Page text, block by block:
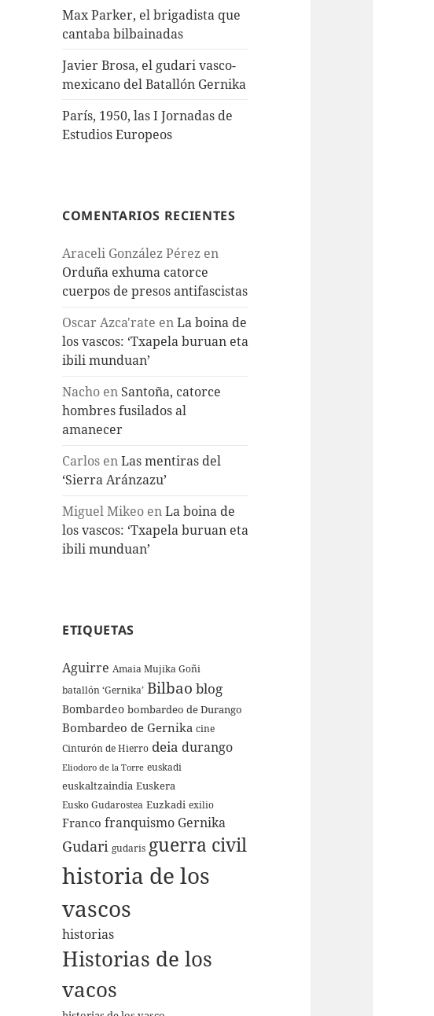
Max Parker, el brigadista que
cantaba bilbainadas
Javier Brosa, el gudari vasco-
mexicano del Batallón Gernika
París, 1950, las I Jornadas de
Estudios Europeos
COMENTARIOS RECIENTES
Araceli González Pérez en
Orduña exhuma catorce
cuerpos de presos antifascistas
Oscar Azca'rate enLa boina de
los vascos: ‘Txapela buruan eta
ibili munduan’
Nacho en Santoña, catorce
hombres fusilados al
amanecer
Carlos enLas mentiras del
‘Sierra Aránzazu’
Miguel Mikeo enLa boina de
los vascos: ‘Txapela buruan eta
ibili munduan’
ETIQUETAS
Aguirre Amaia Mujika Goñi
batallón ‘Gernika’ Bilbao blog
Bombardeo bombardeo de Durango
Bombardeo de Gernika cine
Cinturón de Hierro deia durango
Eliodoro de la Torre euskadi
euskaltzaindia Euskera
Eusko Gudarostea Euzkadi exilio
Franco franquismo Gernika
Gudari gudaris guerra civil
historia de los
vascos
historias
Historias de los
vacos